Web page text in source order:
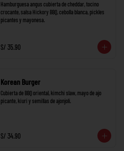
Hamburguesa angus cubierta de cheddar, tocino
crocante, salsa Hickory BBQ, cebolla blanca, pickles
picantes y mayonesa.
S/ 35.90
Korean Burger
Cubierta de BBQ oriental, kimchi slaw, mayo de ajo
picante, kiuri y semillas de ajonjolí.
S/ 34.90